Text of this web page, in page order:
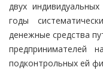
двух
годы
денежные средства
подконтрольных ей